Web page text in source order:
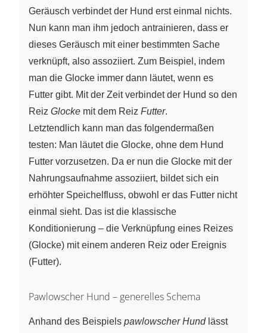
Geräusch verbindet der Hund erst einmal nichts.
Nun kann man ihm jedoch antrainieren, dass er
dieses Geräusch mit einer bestimmten Sache
verknüpft, also assoziiert. Zum Beispiel, indem
man die Glocke immer dann läutet, wenn es
Futter gibt. Mit der Zeit verbindet der Hund so den
Reiz Glocke mit dem Reiz Futter.
Letztendlich kann man das folgendermaßen
testen: Man läutet die Glocke, ohne dem Hund
Futter vorzusetzen. Da er nun die Glocke mit der
Nahrungsaufnahme assoziiert, bildet sich ein
erhöhter Speichelfluss, obwohl er das Futter nicht
einmal sieht. Das ist die klassische
Konditionierung – die Verknüpfung eines Reizes
(Glocke) mit einem anderen Reiz oder Ereignis
(Futter).
Pawlowscher Hund – generelles Schema
Anhand des Beispiels pawlowscher Hundlässt